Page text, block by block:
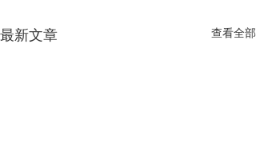
最新文章 查看全部